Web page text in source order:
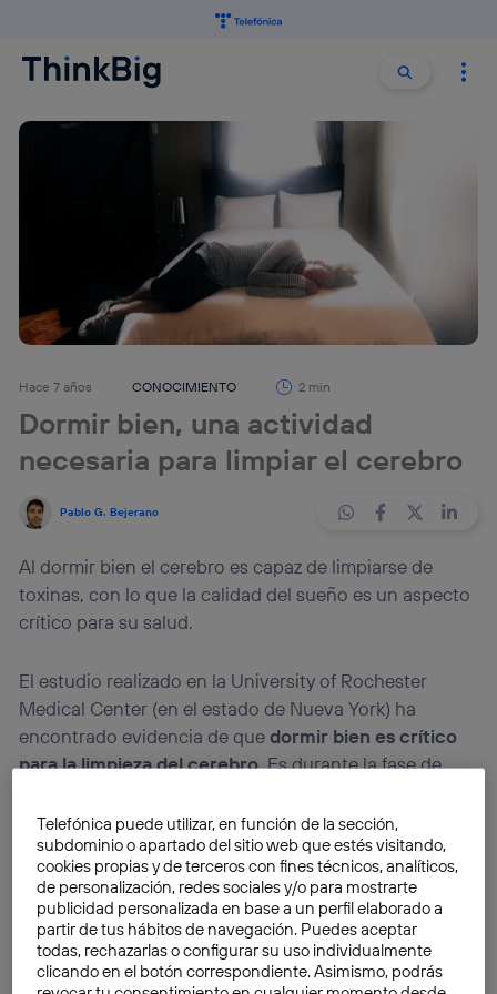
Buscar
Hace 7 años CONOCIMIENTO 2 min
Dormir bien, una actividad
necesaria para limpiar el cerebro
Pablo G. Bejerano
Al dormir bien el cerebro es capaz de limpiarse de
toxinas, con lo que la calidad del sueño es un aspecto
crítico para su salud.
El estudio realizado en la University of Rochester
Medical Center (en el estado de Nueva York) ha
encontrado evidencia de quedormir bien es crítico
para la limpieza del cerebro. Es durante la fase de
siglas en español, sueño de movimientos oculares
rápidos) cuando se dan las circunstancias óptimas
para que trabaje el sistema glinfático, encargado de
eliminar los productos de deshecho del sistema
nervioso central (cerebro y médula espinal).
El trabajo refuerza los vínculos que ya se habían
Telefónica puede utilizar, en función de la sección,
subdominio o apartado del sitio web que estés visitando,
cookies propias y de terceros con fines técnicos, analíticos,
de personalización, redes sociales y/o para mostrarte
publicidad personalizada en base a un perfil elaborado a
partir de tus hábitos de navegación. Puedes aceptar
todas, rechazarlas o configurar su uso individualmente
clicando en el botón correspondiente. Asimismo, podrás